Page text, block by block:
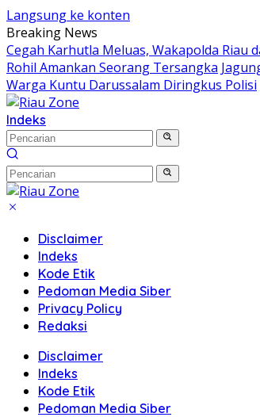
Langsung ke konten
Breaking News
Cegah Karhutla Meluas, Wakapolda Riau
Rohil Amankan Seorang Tersangka
Warga Kuntu Darussalam Diringkus Polisi
Indeks
Disclaimer
Indeks
Kode Etik
Pedoman Media Siber
Privacy Policy
Redaksi
Disclaimer
Indeks
Kode Etik
Pedoman Media Siber